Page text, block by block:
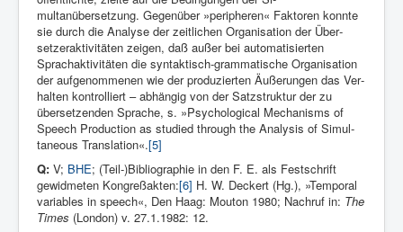
multanübersetzung. Gegenüber »peripheren« Faktoren konnte
sie durch die Ana­lyse der zeitlichen Organi­sation der Über­
setzeraktivitäten zeigen, daß außer bei automa­tisierten
Sprachak­tivitäten die syntak­tisch-grammatische Organisation
der aufgenom­menen wie der produzierten Äu­ßerungen das Ver­
halten kon­trolliert – abhängig von der Satzstruktur der zu
übersetzenden Sprache, s. »Psychological Me­chanisms of
Speech Production as stu­died through the Analysis of Simul­
taneous Transla­tion«.[5]
Q: V; BHE; (Teil-)Bibliographie in den F. E. als Fest­schrift
gewidme­ten Kongreßakten:[6] H. W. Deckert (Hg.), »Temporal
va­riables in speech«, Den Haag: Mou­ton 1980; Nachruf in: The
Times (London) v. 27.1.1982: 12.